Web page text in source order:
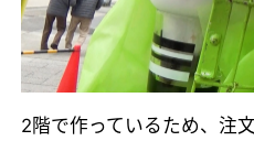
2階で作っているため、注